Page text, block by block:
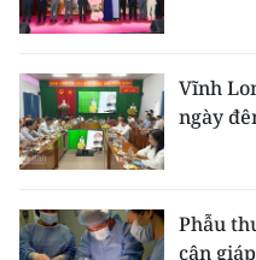
한국어
Vĩnh
ngày
Phẫu
cận